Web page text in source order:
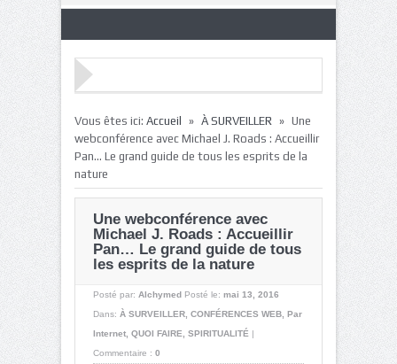
Vous êtes ici: Accueil » À SURVEILLER » Une
webconférence avec Michael J. Roads : Accueillir
Pan… Le grand guide de tous les esprits de la
nature
Une webconférence avec
Michael J. Roads : Accueillir
Pan… Le grand guide de tous
les esprits de la nature
Posté par: Alchymed Posté le: mai 13, 2016
Dans: À SURVEILLER CONFÉRENCES WEB Par
Internet QUOI FAIRE SPIRITUALITÉ |
Commentaire : 0